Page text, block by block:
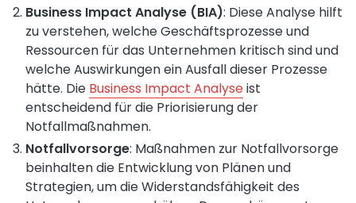
Business Impact Analyse (BIA): Diese Analyse hilft
zu verstehen, welche Geschäftsprozesse und
Ressourcen für das Unternehmen kritisch sind und
welche Auswirkungen ein Ausfall dieser Prozesse
hätte. Die Business Impact Analyseist
entscheidend für die Priorisierung der
Notfallmaßnahmen.
Notfallvorsorge: Maßnahmen zur Notfallvorsorge
beinhalten die Entwicklung von Plänen und
Strategien, um die Widerstandsfähigkeit des